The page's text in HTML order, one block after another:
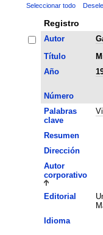
Seleccionar todo
Registro
Autor
Título
Año
Número
Palabras
clave
Resumen
Dirección
Autor
corporativo
Editorial
Idioma